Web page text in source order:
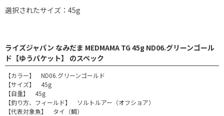
選択されたサイズ：45g
ライズジャパン なみだま MEDMAMA TG 45g ND06.グリーンゴール
ド【ゆうパケット】 のスペック
【カラー】 ND06.グリーンゴールド
【サイズ】 45g
【自重】 45g
【釣り方、フィールド】 ソルトルアー（オフショア）
【代表対象魚】 タイ（鯛）